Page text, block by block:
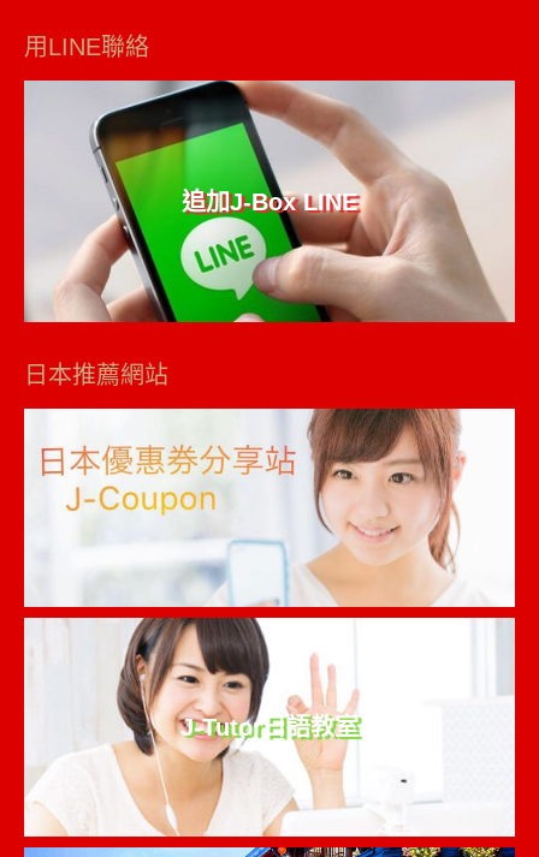
用LINE聯絡
追加J-Box LINE
日本推薦網站
J-Tutor日語教室